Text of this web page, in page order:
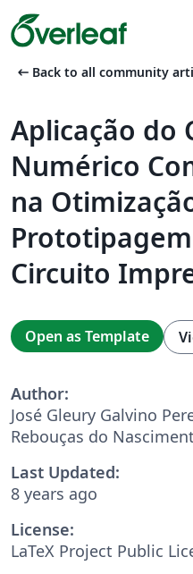
arrow_left_alt Back to all community
Aplicação do
Numérico
na
Circuito
Open as Template
Author:
José Gleury Galvino
Rebouças do
Last Updated:
8 years ago
License:
LaTeX Project Public